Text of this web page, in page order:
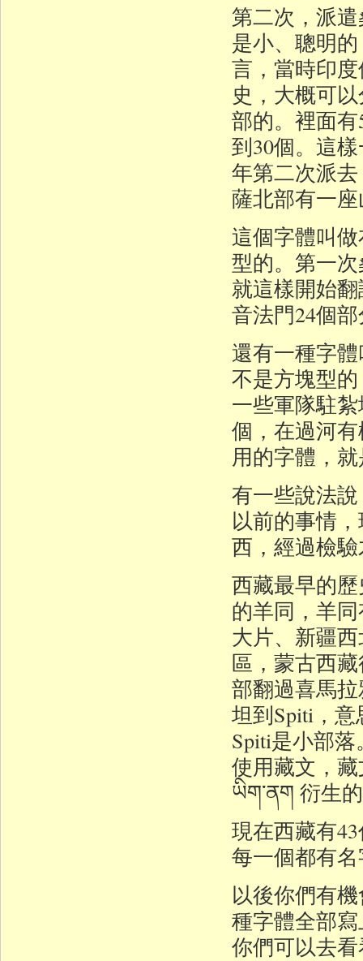
第二次，派
是小、聰明
言，當時印
史，大概可
部的。裡面
到30個。這
年第二次派
薩北部有一
這個字體叫
型的。第一
就這樣開始
音法門24個
還有一種字
不是方塊型
一些軍隊駐
個，在過河
用的字體，
有一些說法
以前的事情
西，經過檢
西藏最早的
的羊同，羊
大片、新疆
區，蒙古西
部翻過喜馬
坦到Spiti，
Spiti是小部
使用藏文，
ཡིག་ནག 衍生
現在西藏有
每一個都有
以後你們有
種字體全部
你們可以去